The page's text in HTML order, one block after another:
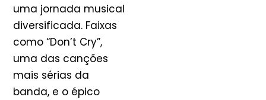
uma jornada musical
diversificada. Faixas
como “Don’t Cry”,
uma das canções
mais sérias da
banda, e o épico